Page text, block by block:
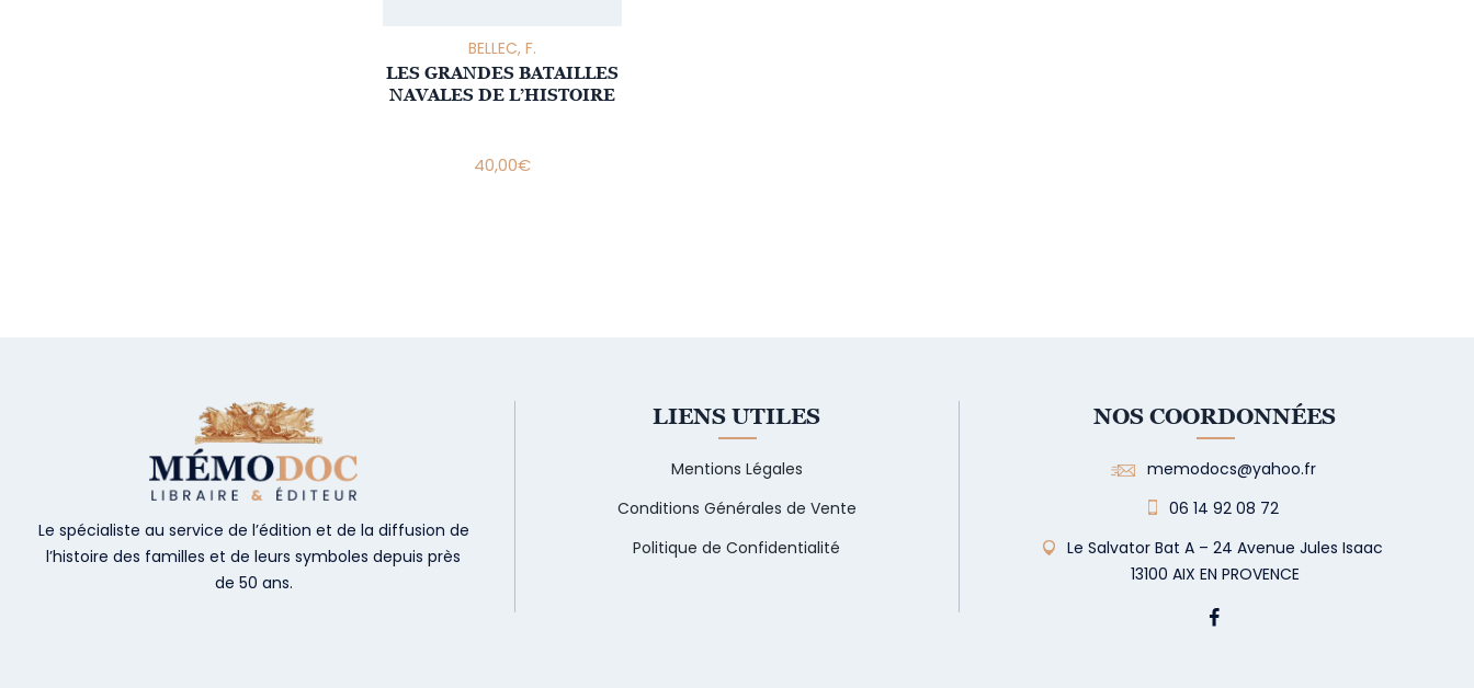
BELLEC, F.
LES GRANDES BATAILLES
NAVALES DE L’HISTOIRE
40,00€
Le spécialiste au service de l’édition et de la diffusion de
l’histoire des familles et de leurs symboles depuis près
de 50 ans.
LIENS UTILES
Mentions Légales
Conditions Générales de Vente
Politique de Confidentialité
NOS COORDONNÉES
memodocs@yahoo.fr
06 14 92 08 72
Le Salvator Bat A – 24 Avenue Jules Isaac
13100 AIX EN PROVENCE